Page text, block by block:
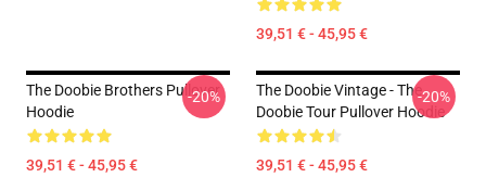
39,51 € - 45,95 €
The Doobie Brothers Pullover
Hoodie
39,51 € - 45,95 €
-20%
The Doobie Vintage - The
Doobie Tour Pullover Hoodie
39,51 € - 45,95 €
-20%